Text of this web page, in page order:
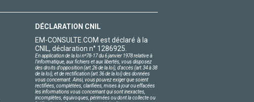
DÉCLARATION CNIL
EM-CONSULTE.COM est déclaré à la
CNIL, déclaration n° 1286925.
En application de la loi nº78-17 du 6 janvier 1978 relative à
l'informatique, aux fichiers et aux libertés, vous disposez
des droits d'opposition (art.26 de la loi), d'accès (art.34 à 38
de la loi), et de rectification (art.36 de la loi) des données
vous concernant. Ainsi, vous pouvez exiger que soient
rectifiées, complétées, clarifiées, mises à jour ou effacées
les informations vous concernant qui sont inexactes,
incomplètes, équivoques, périmées ou dont la collecte ou